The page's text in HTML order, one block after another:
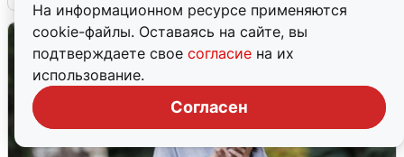
На информационном ресурсе применяются
cookie-файлы. Оставаясь на сайте, вы
подтверждаете свое согласие на их
использование.
Согласен